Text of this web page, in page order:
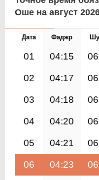
Оше на август
Дата Фаджр
01 04:15
02 04:17
03 04:18
04 04:20
05 04:21
06 04:23